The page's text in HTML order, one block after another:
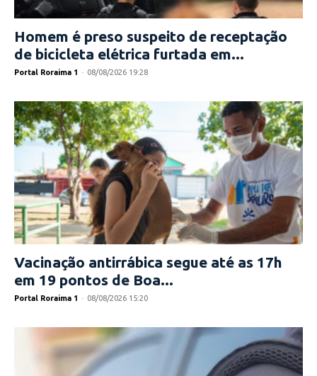
Homem é preso suspeito de receptação
de bicicleta elétrica furtada em...
Portal Roraima 1 - 08/08/2026 19:28
Vacinação antirrábica segue até as 17h
em 19 pontos de Boa...
Portal Roraima 1 - 08/08/2026 15:20